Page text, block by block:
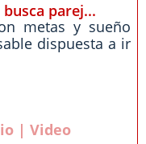
parej...
metas y sueño
dispuesta a ir
| Video